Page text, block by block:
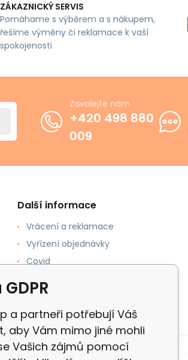
ZÁKAZNICKÝ SERVIS
Pomáhame s výběrem a s nákupem,
řešíme výměny či reklamace k vaší
spokojenosti
Zavolejte nám
+420 498 880
009
Další informace
Vrácení a reklamace
Vyřízení objednávky
Covid
a partneři potřebují Váš
aby Vám mimo jiné mohli
Vašich zájmů pomocí